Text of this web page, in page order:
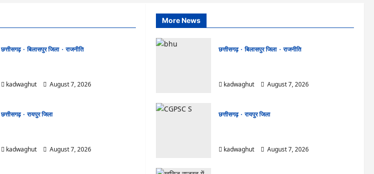
छत्तीसगढ़ बिलासपुर जिला
राजनीति
kadwaghut
August 7, 2026
छत्तीसगढ़
रायपुर जिला
kadwaghut
August 7, 2026
More News
छत्तीसगढ़ बिलासपुर जिला
राजनीति
kadwaghut
August 7, 2026
छत्तीसगढ़
रायपुर जिला
kadwaghut
August 7, 2026